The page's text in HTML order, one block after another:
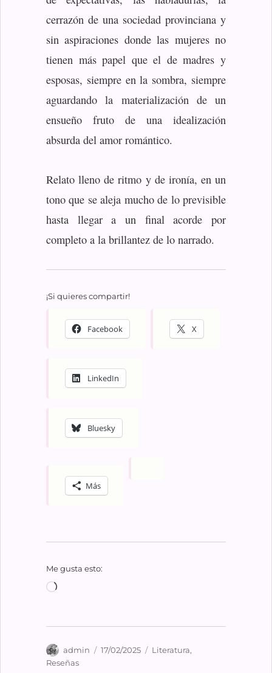
cerrazón de una sociedad provinciana y
sin aspiraciones donde las mujeres no
tienen más papel que el de madres y
esposas, siempre en la sombra, siempre
aguardando la materialización de un
ensueño fruto de una idealización
absurda del amor romántico.
Relato lleno de ritmo y de ironía, en un
tono que se aleja mucho de lo previsible
hasta llegar a un final acorde por
completo a la brillantez de lo narrado.
¡Si quieres compartir!
Facebook X
LinkedIn
Bluesky
Más
Me gusta esto:
Cargando...
Autor
admin
Publicado
17/02/2025 Categorías
Literatura,
Reseñas